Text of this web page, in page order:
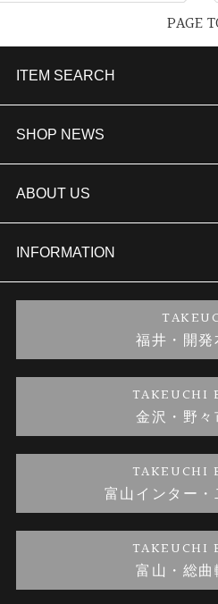
PAGE
ITEM SEARCH
婚約指輪
結婚指輪
セットリング
婚約ネックレス
金・プラチナのお取引
SHOP NEWS
TAKEUCHI BRIDAL金沢本店情報
商品一覧
ブランドリスト
金澤指輪工房｜手作りペアリング
金澤指輪工房｜手作り結婚指輪 and
金澤指輪工房｜手作り婚約指輪プロ
ABOUT US
会社概要
お客様の声
INFORMATION
プライバシーポリシー
福井・開
TAKEUCHI
金沢・野
TAKEUCHI
富山インター
TAKEUCHI
富山・総